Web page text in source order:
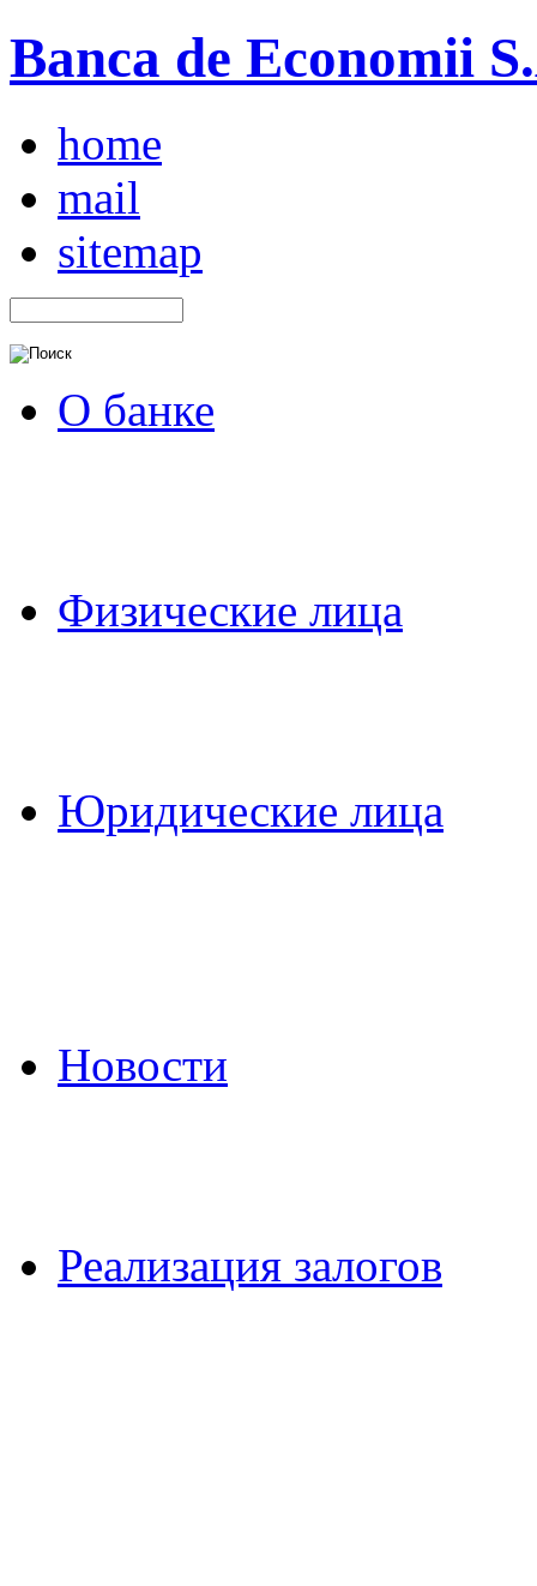
Banca de Economii
home
mail
sitemap
О банке
Физические лица
Юридические лица
Новости
Реализация залогов